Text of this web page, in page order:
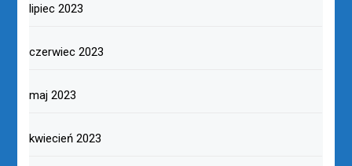
lipiec 2023
czerwiec 2023
maj 2023
kwiecień 2023